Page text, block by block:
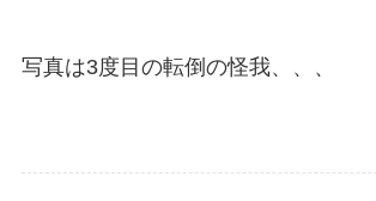
写真は3度目の転倒の怪我、、、